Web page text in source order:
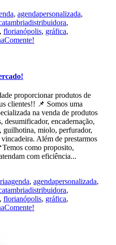
, agendapersonalizada,
,
florianópolis, gráfica,
Comente!
proporcionar produtos de
clientes!! 📌 Somos uma
na venda de produtos
desumificador, encadernação,
guilhotina, miolo, perfurador,
Além de prestarmos
como proposito,
com eficiência...
agenda, agendapersonalizada,
,
florianópolis, gráfica,
Comente!